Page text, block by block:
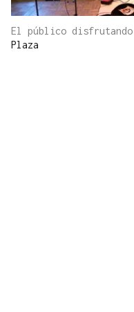
El público disfrutando
Plaza